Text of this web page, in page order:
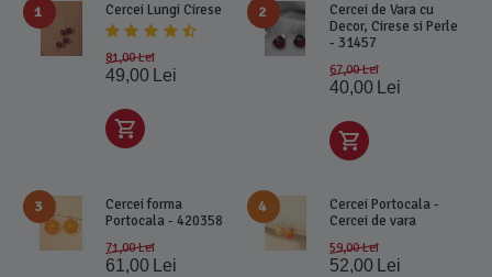
1 Cercei Lungi Cirese
81,00 Lei
49,00 Lei
2
Cercei de Vara cu
Decor, Cirese si Perle
- 31457
67,00 Lei
40,00 Lei
3
Cercei forma
Portocala - 420358
71,00 Lei
61,00 Lei
4
Cercei Portocala -
Cercei de vara
59,00 Lei
52,00 Lei